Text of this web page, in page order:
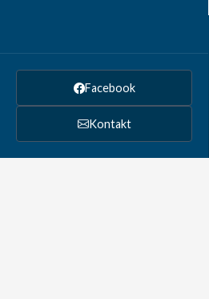
Facebook
Kontakt